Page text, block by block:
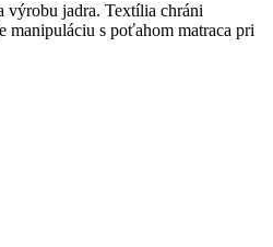
výrobu jadra. Textília chráni
manipuláciu s poťahom matraca pri